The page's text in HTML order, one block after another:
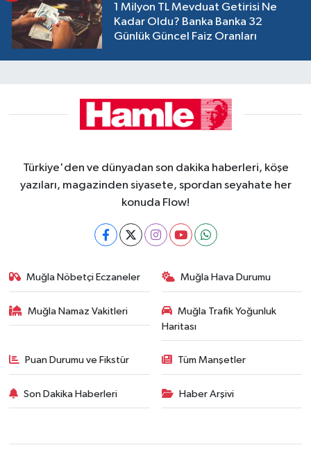
1 Milyon TL Mevduat Getirisi Ne
Kadar Oldu? Banka Banka 32
Günlük Güncel Faiz Oranları
Türkiye'den ve dünyadan son dakika haberleri, köşe
yazıları, magazinden siyasete, spordan seyahate her
konuda Flow!
Muğla Nöbetçi Eczaneler Muğla Hava Durumu
Muğla Namaz Vakitleri
Muğla Trafik Yoğunluk
Haritası
Puan Durumu ve Fikstür Tüm Manşetler
Son Dakika Haberleri Haber Arşivi